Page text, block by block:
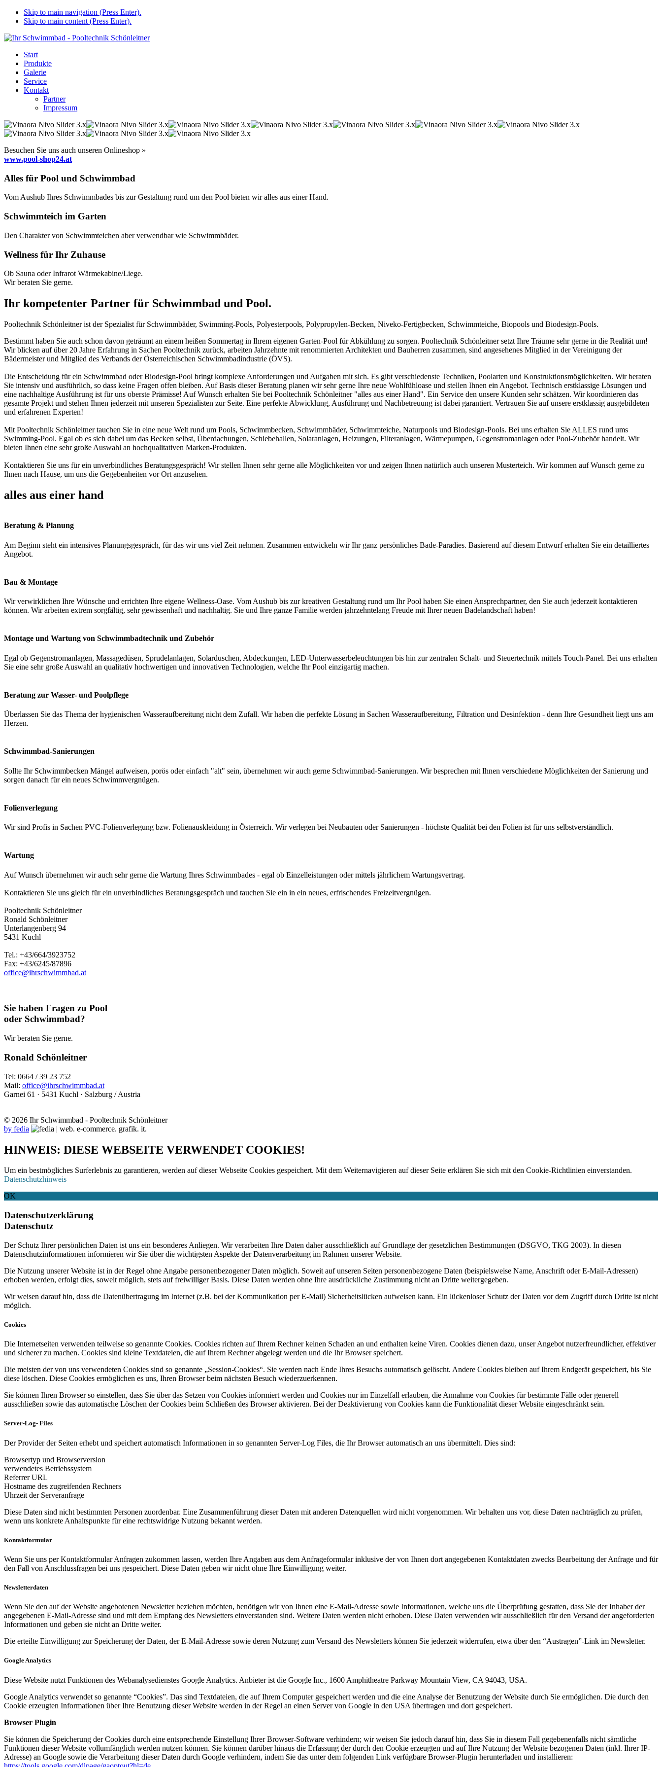
Skip to main navigation (Press Enter).
Skip to main content (Press Enter).
Start
Produkte
Galerie
Service
Kontakt
Partner
Impressum
Besuchen Sie uns auch unseren Onlineshop »
www.pool-shop24.at
Alles für Pool und Schwimmbad
Vom Aushub Ihres Schwimmbades bis zur Gestaltung rund um den Pool bieten wir alles aus einer Hand.
Schwimmteich im Garten
Den Charakter von Schwimmteichen aber verwendbar wie Schwimmbäder.
Wellness für Ihr Zuhause
Ob Sauna oder Infrarot Wärmekabine/Liege.
Wir beraten Sie gerne.
Ihr kompetenter Partner für Schwimmbad und Pool.
Pooltechnik Schönleitner ist der Spezialist für Schwimmbäder, Swimming-Pools, Polyesterpools, Polypropylen-Becken, Niveko-Fertigbecken, Schwimmteiche, Biopools und Biodesign-Pools.
Bestimmt haben Sie auch schon davon geträumt an einem heißen Sommertag in Ihrem eigenen Garten-Pool für Abkühlung zu sorgen. Pooltechnik Schönleitner setzt Ihre Träume sehr gerne in die Realität um!
Wir blicken auf über 20 Jahre Erfahrung in Sachen Pooltechnik zurück, arbeiten Jahrzehnte mit renommierten Architekten und Bauherren zusammen, sind angesehenes Mitglied in der Vereinigung der
Bädermeister und Mitglied des Verbands der Österreichischen Schwimmbadindustrie (ÖVS).
Die Entscheidung für ein Schwimmbad oder Biodesign-Pool bringt komplexe Anforderungen und Aufgaben mit sich. Es gibt verschiedenste Techniken, Poolarten und Konstruktionsmöglichkeiten. Wir beraten
Sie intensiv und ausführlich, so dass keine Fragen offen bleiben. Auf Basis dieser Beratung planen wir sehr gerne Ihre neue Wohlfühloase und stellen Ihnen ein Angebot. Technisch erstklassige Lösungen und
eine nachhaltige Ausführung ist für uns oberste Prämisse! Auf Wunsch erhalten Sie bei Pooltechnik Schönleitner "alles aus einer Hand". Ein Service den unsere Kunden sehr schätzen. Wir koordinieren das
gesamte Projekt und stehen Ihnen jederzeit mit unseren Spezialisten zur Seite. Eine perfekte Abwicklung, Ausführung und Nachbetreuung ist dabei garantiert. Vertrauen Sie auf unsere erstklassig ausgebildeten
und erfahrenen Experten!
Mit Pooltechnik Schönleitner tauchen Sie in eine neue Welt rund um Pools, Schwimmbecken, Schwimmbäder, Schwimmteiche, Naturpools und Biodesign-Pools. Bei uns erhalten Sie ALLES rund ums
Swimming-Pool. Egal ob es sich dabei um das Becken selbst, Überdachungen, Schiebehallen, Solaranlagen, Heizungen, Filteranlagen, Wärmepumpen, Gegenstromanlagen oder Pool-Zubehör handelt. Wir
bieten Ihnen eine sehr große Auswahl an hochqualitativen Marken-Produkten.
Kontaktieren Sie uns für ein unverbindliches Beratungsgespräch! Wir stellen Ihnen sehr gerne alle Möglichkeiten vor und zeigen Ihnen natürlich auch unseren Musterteich. Wir kommen auf Wunsch gerne zu
Ihnen nach Hause, um uns die Gegebenheiten vor Ort anzusehen.
alles aus einer hand
Beratung & Planung
Am Beginn steht ein intensives Planungsgespräch, für das wir uns viel Zeit nehmen. Zusammen entwickeln wir Ihr ganz persönliches Bade-Paradies. Basierend auf diesem Entwurf erhalten Sie ein detailliertes
Angebot.
Bau & Montage
Wir verwirklichen Ihre Wünsche und errichten Ihre eigene Wellness-Oase. Vom Aushub bis zur kreativen Gestaltung rund um Ihr Pool haben Sie einen Ansprechpartner, den Sie auch jederzeit kontaktieren
können. Wir arbeiten extrem sorgfältig, sehr gewissenhaft und nachhaltig. Sie und Ihre ganze Familie werden jahrzehntelang Freude mit Ihrer neuen Badelandschaft haben!
Montage und Wartung von Schwimmbadtechnik und Zubehör
Egal ob Gegenstromanlagen, Massagedüsen, Sprudelanlagen, Solarduschen, Abdeckungen, LED-Unterwasserbeleuchtungen bis hin zur zentralen Schalt- und Steuertechnik mittels Touch-Panel. Bei uns erhalten
Sie eine sehr große Auswahl an qualitativ hochwertigen und innovativen Technologien, welche Ihr Pool einzigartig machen.
Beratung zur Wasser- und Poolpflege
Überlassen Sie das Thema der hygienischen Wasseraufbereitung nicht dem Zufall. Wir haben die perfekte Lösung in Sachen Wasseraufbereitung, Filtration und Desinfektion - denn Ihre Gesundheit liegt uns am
Herzen.
Schwimmbad-Sanierungen
Sollte Ihr Schwimmbecken Mängel aufweisen, porös oder einfach "alt" sein, übernehmen wir auch gerne Schwimmbad-Sanierungen. Wir besprechen mit Ihnen verschiedene Möglichkeiten der Sanierung und
sorgen danach für ein neues Schwimmvergnügen.
Folienverlegung
Wir sind Profis in Sachen PVC-Folienverlegung bzw. Folienauskleidung in Österreich. Wir verlegen bei Neubauten oder Sanierungen - höchste Qualität bei den Folien ist für uns selbstverständlich.
Wartung
Auf Wunsch übernehmen wir auch sehr gerne die Wartung Ihres Schwimmbades - egal ob Einzelleistungen oder mittels jährlichem Wartungsvertrag.
Kontaktieren Sie uns gleich für ein unverbindliches Beratungsgespräch und tauchen Sie ein in ein neues, erfrischendes Freizeitvergnügen.
Pooltechnik Schönleitner
Ronald Schönleitner
Unterlangenberg 94
5431 Kuchl
Tel.: +43/664/3923752
Fax: +43/6245/87896
office@ihrschwimmbad.at
Sie haben Fragen zu Pool
oder Schwimmbad?
Wir beraten Sie gerne.
Ronald Schönleitner
Tel: 0664 / 39 23 752
Mail: office@ihrschwimmbad.at
Garnei 61 · 5431 Kuchl · Salzburg / Austria
© 2026 Ihr Schwimmbad - Pooltechnik Schönleitner
by fedia
HINWEIS: DIESE WEBSEITE VERWENDET COOKIES!
Um ein bestmögliches Surferlebnis zu garantieren, werden auf dieser Webseite Cookies gespeichert. Mit dem Weiternavigieren auf dieser Seite erklären Sie sich mit den Cookie-Richtlinien einverstanden.
Datenschutzhinweis
OK
Datenschutzerklärung
Datenschutz
Der Schutz Ihrer persönlichen Daten ist uns ein besonderes Anliegen. Wir verarbeiten Ihre Daten daher ausschließlich auf Grundlage der gesetzlichen Bestimmungen (DSGVO, TKG 2003). In diesen
Datenschutzinformationen informieren wir Sie über die wichtigsten Aspekte der Datenverarbeitung im Rahmen unserer Website.
Die Nutzung unserer Website ist in der Regel ohne Angabe personenbezogener Daten möglich. Soweit auf unseren Seiten personenbezogene Daten (beispielsweise Name, Anschrift oder E-Mail-Adressen)
erhoben werden, erfolgt dies, soweit möglich, stets auf freiwilliger Basis. Diese Daten werden ohne Ihre ausdrückliche Zustimmung nicht an Dritte weitergegeben.
Wir weisen darauf hin, dass die Datenübertragung im Internet (z.B. bei der Kommunikation per E-Mail) Sicherheitslücken aufweisen kann. Ein lückenloser Schutz der Daten vor dem Zugriff durch Dritte ist nicht
möglich.
Cookies
Die Internetseiten verwenden teilweise so genannte Cookies. Cookies richten auf Ihrem Rechner keinen Schaden an und enthalten keine Viren. Cookies dienen dazu, unser Angebot nutzerfreundlicher, effektiver
und sicherer zu machen. Cookies sind kleine Textdateien, die auf Ihrem Rechner abgelegt werden und die Ihr Browser speichert.
Die meisten der von uns verwendeten Cookies sind so genannte „Session-Cookies“. Sie werden nach Ende Ihres Besuchs automatisch gelöscht. Andere Cookies bleiben auf Ihrem Endgerät gespeichert, bis Sie
diese löschen. Diese Cookies ermöglichen es uns, Ihren Browser beim nächsten Besuch wiederzuerkennen.
Sie können Ihren Browser so einstellen, dass Sie über das Setzen von Cookies informiert werden und Cookies nur im Einzelfall erlauben, die Annahme von Cookies für bestimmte Fälle oder generell
ausschließen sowie das automatische Löschen der Cookies beim Schließen des Browser aktivieren. Bei der Deaktivierung von Cookies kann die Funktionalität dieser Website eingeschränkt sein.
Server-Log- Files
Der Provider der Seiten erhebt und speichert automatisch Informationen in so genannten Server-Log Files, die Ihr Browser automatisch an uns übermittelt. Dies sind:
Browsertyp und Browserversion
verwendetes Betriebssystem
Referrer URL
Hostname des zugreifenden Rechners
Uhrzeit der Serveranfrage
Diese Daten sind nicht bestimmten Personen zuordenbar. Eine Zusammenführung dieser Daten mit anderen Datenquellen wird nicht vorgenommen. Wir behalten uns vor, diese Daten nachträglich zu prüfen,
wenn uns konkrete Anhaltspunkte für eine rechtswidrige Nutzung bekannt werden.
Kontaktformular
Wenn Sie uns per Kontaktformular Anfragen zukommen lassen, werden Ihre Angaben aus dem Anfrageformular inklusive der von Ihnen dort angegebenen Kontaktdaten zwecks Bearbeitung der Anfrage und für
den Fall von Anschlussfragen bei uns gespeichert. Diese Daten geben wir nicht ohne Ihre Einwilligung weiter.
Newsletterdaten
Wenn Sie den auf der Website angebotenen Newsletter beziehen möchten, benötigen wir von Ihnen eine E-Mail-Adresse sowie Informationen, welche uns die Überprüfung gestatten, dass Sie der Inhaber der
angegebenen E-Mail-Adresse sind und mit dem Empfang des Newsletters einverstanden sind. Weitere Daten werden nicht erhoben. Diese Daten verwenden wir ausschließlich für den Versand der angeforderten
Informationen und geben sie nicht an Dritte weiter.
Die erteilte Einwilligung zur Speicherung der Daten, der E-Mail-Adresse sowie deren Nutzung zum Versand des Newsletters können Sie jederzeit widerrufen, etwa über den “Austragen”-Link im Newsletter.
Google Analytics
Diese Website nutzt Funktionen des Webanalysedienstes Google Analytics. Anbieter ist die Google Inc., 1600 Amphitheatre Parkway Mountain View, CA 94043, USA.
Google Analytics verwendet so genannte “Cookies”. Das sind Textdateien, die auf Ihrem Computer gespeichert werden und die eine Analyse der Benutzung der Website durch Sie ermöglichen. Die durch den
Cookie erzeugten Informationen über Ihre Benutzung dieser Website werden in der Regel an einen Server von Google in den USA übertragen und dort gespeichert.
Browser Plugin
Sie können die Speicherung der Cookies durch eine entsprechende Einstellung Ihrer Browser-Software verhindern; wir weisen Sie jedoch darauf hin, dass Sie in diesem Fall gegebenenfalls nicht sämtliche
Funktionen dieser Website vollumfänglich werden nutzen können. Sie können darüber hinaus die Erfassung der durch den Cookie erzeugten und auf Ihre Nutzung der Website bezogenen Daten (inkl. Ihrer IP-
Adresse) an Google sowie die Verarbeitung dieser Daten durch Google verhindern, indem Sie das unter dem folgenden Link verfügbare Browser-Plugin herunterladen und installieren: